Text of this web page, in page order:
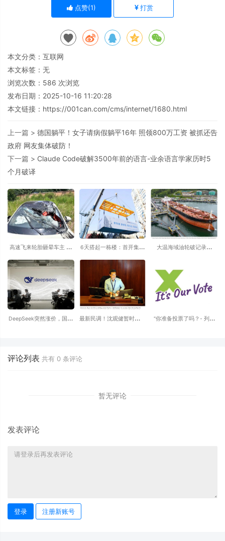
点赞(1) 打赏
本文分类： 互联网
本文标签：无
浏览次数： 586 次浏览
发布日期：2025-10-16 11:20:28
本文链接： https://001can.com/cms/internet/1680.html
上一篇 > 德国躺平！女子请病假躺平16年 照领800万工资 被抓还告
政府 网友集体破防！
下一篇 > Claude Code破解3500年前的语言-业余语言学家历时5
个月破译
高速飞来轮胎砸晕车主 小
程半小时救回一命
6天搭起一栋楼：首开集团
大温海域油轮破记录，
Delta！
DeepSeek突然涨价，国产
最新民调！沈观健暂时领跑
"你准备投票了吗？- 列治
评论列表 共有 0 条评论
暂无评论
发表评论
登录 注册新账号